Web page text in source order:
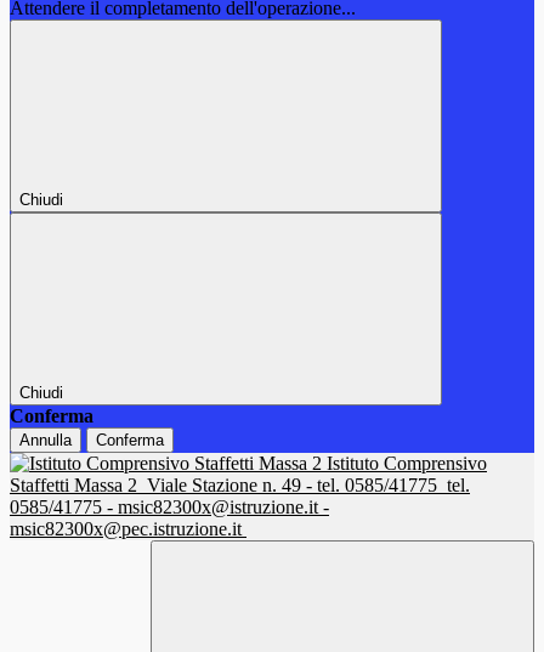
Attendere il completamento dell'operazione...
Chiudi
Chiudi
Conferma
Annulla Conferma
Istituto Comprensivo
Staffetti Massa 2 Viale Stazione n. 49 - tel. 0585/41775 tel.
0585/41775 - msic82300x@istruzione.it -
msic82300x@pec.istruzione.it